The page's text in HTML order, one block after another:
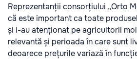
Reprezentanții consorțiului „Orto
că este important ca toate
și i-au atenționat pe agricultorii
relevantă și perioada în care sunt
deoarece prețurile variază în